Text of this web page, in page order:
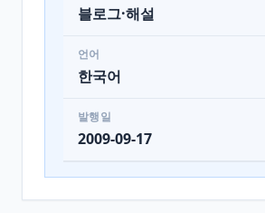
블로그·해설
언어
한국어
발행일
2009-09-17